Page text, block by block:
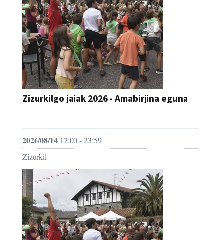
Zizurkilgo jaiak 2026 - Amabirjina eguna